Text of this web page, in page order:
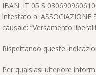
IBAN: IT 05 S
intestato a: ASSOCIAZIONE
causale: “Versamento
Rispettando queste
Per qualsiasi ulteriore